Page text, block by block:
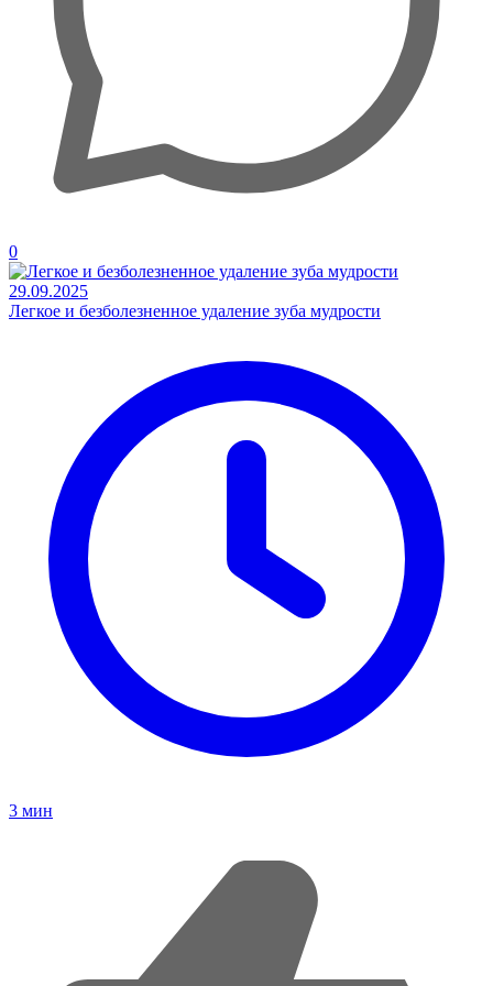
0
29.09.2025
Легкое и безболезненное удаление зуба мудрости
3 мин